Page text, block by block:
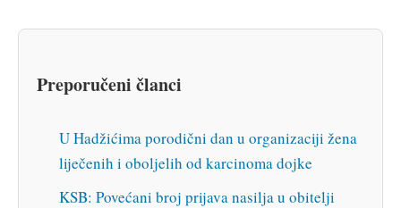
Preporučeni članci
U Hadžićima porodični dan u organizaciji žena
liječenih i oboljelih od karcinoma dojke
KSB: Povećani broj prijava nasilja u obitelji